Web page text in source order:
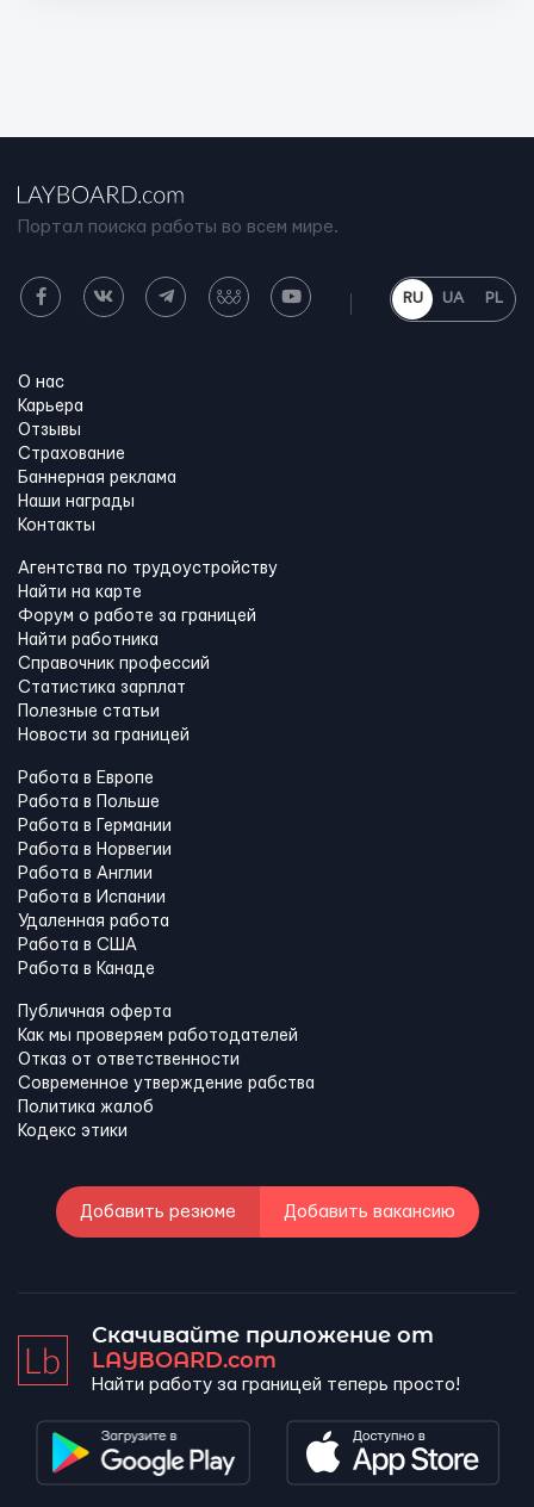
Портал поиска работы во всем мире.
RU UA PL
О нас
Карьера
Отзывы
Страхование
Баннерная реклама
Наши награды
Контакты
Агентства по трудоустройству
Найти на карте
Форум о работе за границей
Найти работника
Справочник профессий
Статистика зарплат
Полезные статьи
Новости за границей
Работа в Европе
Работа в Польше
Работа в Германии
Работа в Норвегии
Работа в Англии
Работа в Испании
Удаленная работа
Работа в США
Работа в Канадe
Публичная оферта
Как мы проверяем работодателей
Отказ от ответственности
Современное утверждение рабства
Политика жалоб
Кодекс этики
Добавить резюме Добавить вакансию
Скачивайте приложение от
LAYBOARD.com
Найти работу за границей теперь просто!